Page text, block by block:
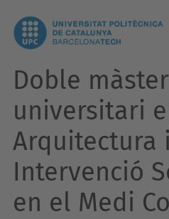
Doble màster
universitari
Arquitectura i
Intervenció
en el Medi